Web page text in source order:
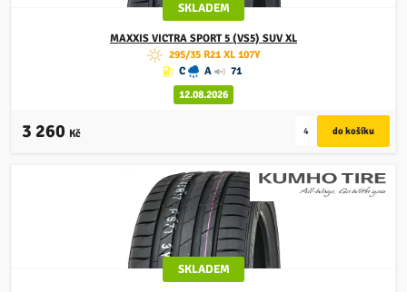
SKLADEM
MAXXIS VICTRA SPORT 5 (VS5) SUV XL
295/35 R21 XL 107Y
C
A
71
12.08.2026
3 260 Kč
SKLADEM